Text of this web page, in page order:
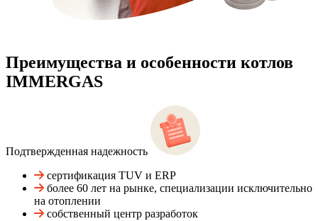
Преимущества и особенности котлов
IMMERGAS
Подтвержденная надежность
сертификация TUV и ERP
более 60 лет на рынке, специализации исключительно
на отоплении
собственный центр разработок